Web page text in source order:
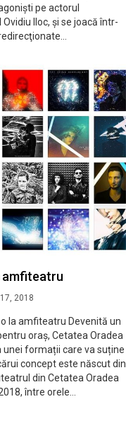
pe actorul
Iloc, şi se joacă într-
amfiteatru
2018
la amfiteatru Devenită un
oraș, Cetatea Oradea
formații care va suține
concept este născut din
din Cetatea Oradea
între orele…